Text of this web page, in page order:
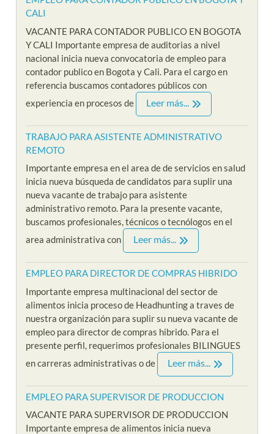
CALI
VACANTE PARA CONTADOR PUBLICO EN BOGOTA
Y CALI Importante empresa de auditorias a nivel
nacional inicia nueva convocatoria de empleo para
contador publico en Bogota y Cali. Para el cargo en
referencia buscamos contadores públicos con
experiencia en procesos de
Leer más...
TRABAJO PARA ASISTENTE ADMINISTRATIVO
REMOTO
Importante empresa en el area de de servicios en salud
inicia nueva búsqueda de candidatos para suplir una
nueva vacante de trabajo para asistente
administrativo remoto. Para la presente vacante,
buscamos profesionales, técnicos o tecnólogos en el
area administrativa con
Leer más...
EMPLEO PARA DIRECTOR DE COMPRAS HIBRIDO
Importante empresa multinacional del sector de
alimentos inicia proceso de Headhunting a traves de
nuestra organización para suplir su nueva vacante de
empleo para director de compras hibrido. Para el
presente perfil, requerimos profesionales BILINGUES
en carreras administrativas o de
Leer más...
EMPLEO PARA SUPERVISOR DE PRODUCCION
VACANTE PARA SUPERVISOR DE PRODUCCION
Importante empresa de alimentos inicia nueva